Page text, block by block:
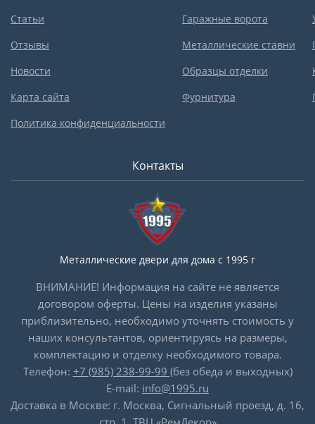
Статьи
Отзывы
Новости
Карта сайта
Политика конфиденциальности
Гаражные ворота
Металлические ставни
Образцы отделки
Фурнитура
Контакты
Металлические двери для дома с 1995 г
ВНИМАНИЕ! Информация на сайте не является
договором оферты. Цены на изделия указаны
приблизительно, необходимо уточнять стоимость у
наших консультантов, ориентируясь на размеры,
комплектацию и отделку необходимого товара.
Телефон: +7 (985) 238-99-99 (без обеда и выходных)
E-mail: info@1995.ru
Доставка в Москве: г. Москва, Сигнальный проезд, д. 16,